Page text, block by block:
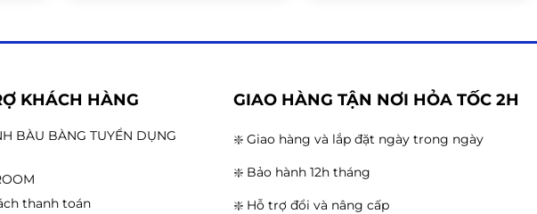
KHÁCH HÀNG
BÀU BÀNG TUYỂN DỤNG
thanh toán
GIAO HÀNG TẬN NƠI HỎA TỐC 2H
❇️ Giao hàng và lắp đặt ngày trong ngày
❇️ Bảo hành 12h tháng
❇️ Hỗ trợ đổi và nâng cấp